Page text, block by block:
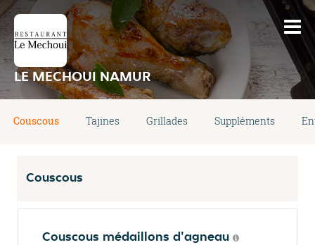
LE MECHOUI NAMUR
Couscous Tajines Grillades Suppléments
Couscous
Couscous médaillons d'agneau